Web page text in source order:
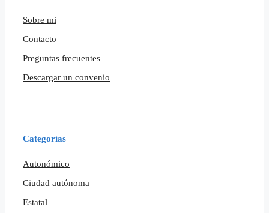
Sobre mi
Contacto
Preguntas frecuentes
Descargar un convenio
Categorías
Autonómico
Ciudad autónoma
Estatal